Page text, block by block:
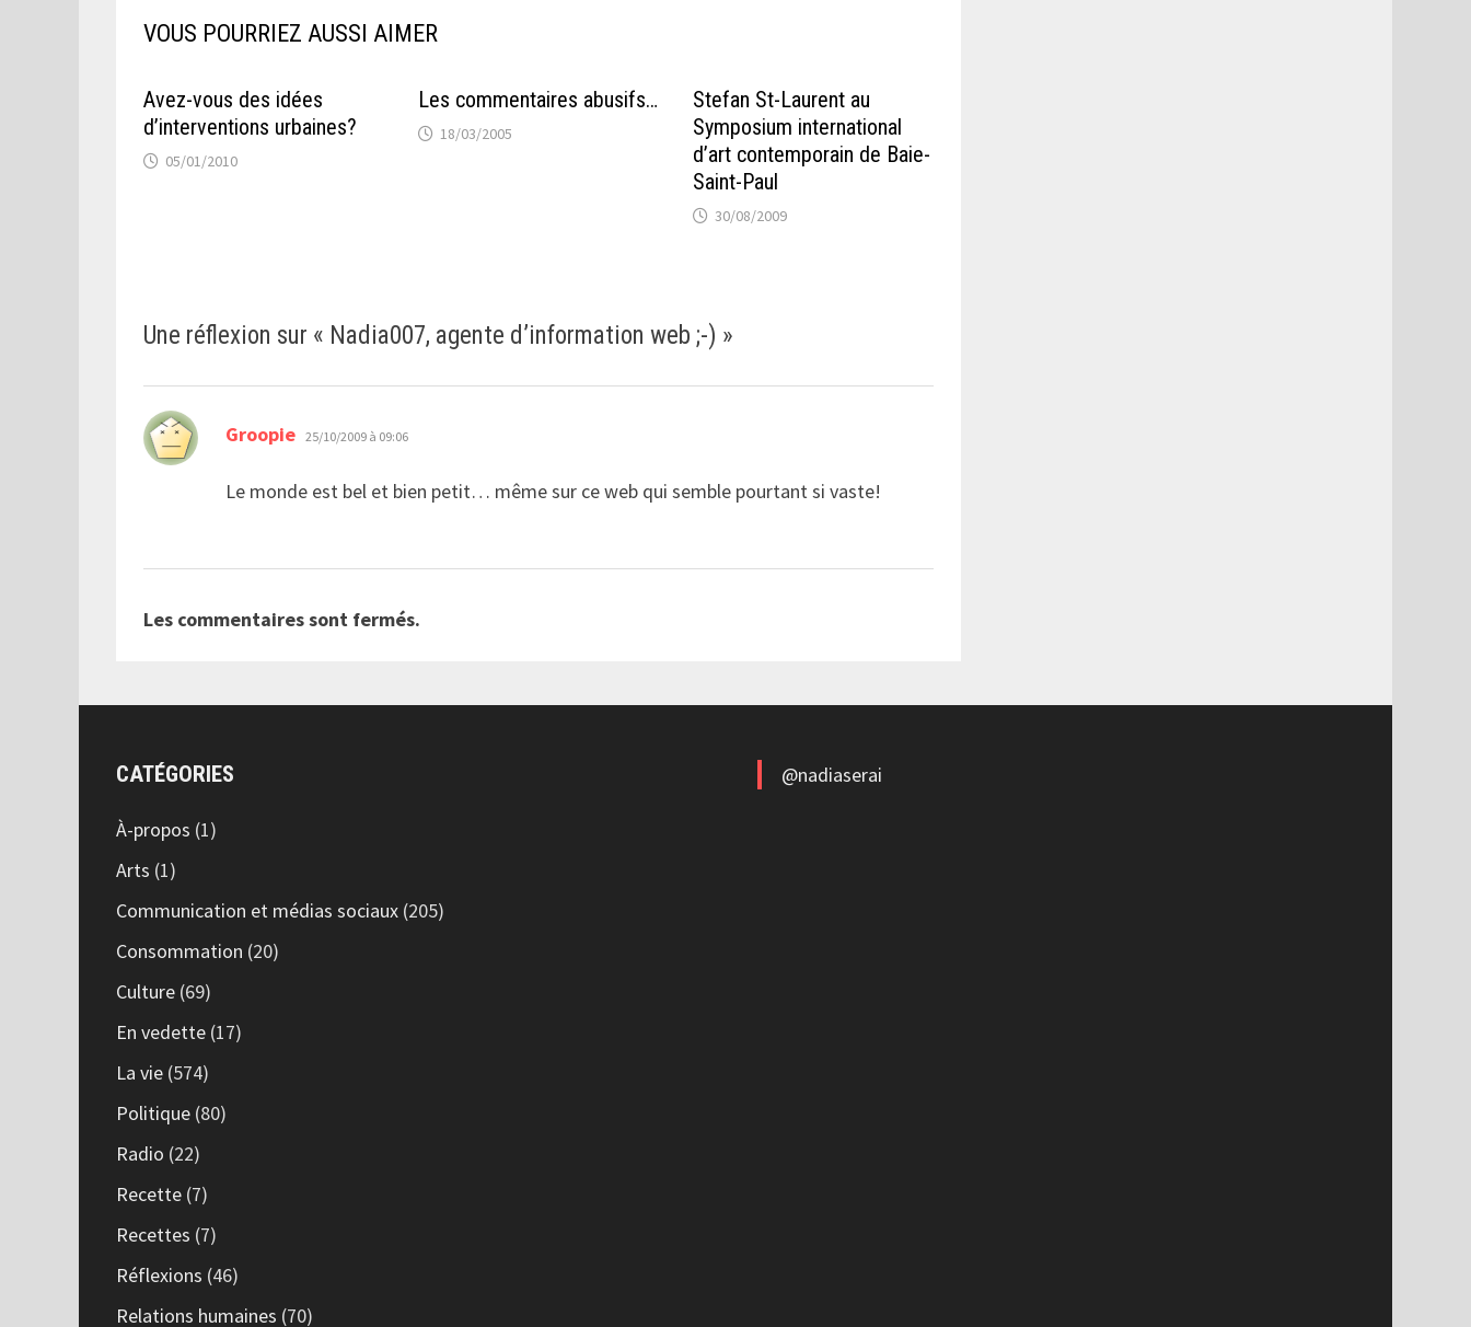
VOUS POURRIEZ AUSSI AIMER
Avez-vous des idées
d’interventions urbaines?
05/01/2010
Les commentaires abusifs…
18/03/2005
Stefan St-Laurent au
Symposium international
d’art contemporain de Baie-
Saint-Paul
30/08/2009
Une réflexion sur « Nadia007, agente d’information web ;-) »
Groopie dit :
25/10/2009 à 09:06
Le monde est bel et bien petit… même sur ce web qui semble pourtant si vaste!
Les commentaires sont fermés.
CATÉGORIES
À-propos (1)
Arts (1)
Communication et médias sociaux (205)
Consommation (20)
Culture (69)
En vedette (17)
La vie (574)
Politique (80)
Radio (22)
Recette (7)
Recettes (7)
Réflexions (46)
Relations humaines (70)
@nadiaserai